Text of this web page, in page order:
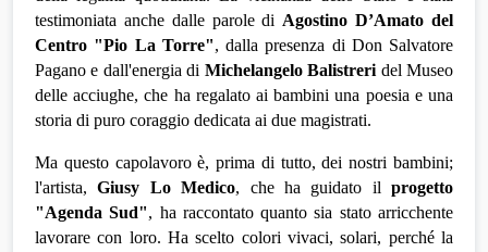
testimoniata anche dalle parole di Agostino D’Amato del
Centro "Pio La Torre", dalla presenza di Don Salvatore
Pagano e dall'energia di Michelangelo Balistreri del Museo
delle acciughe, che ha regalato ai bambini una poesia e una
storia di puro coraggio dedicata ai due magistrati.
Ma questo capolavoro è, prima di tutto, dei nostri bambini;
l'artista, Giusy Lo Medico, che ha guidato il progetto
"Agenda Sud", ha raccontato quanto sia stato arricchente
lavorare con loro. Ha scelto colori vivaci, solari, perché la